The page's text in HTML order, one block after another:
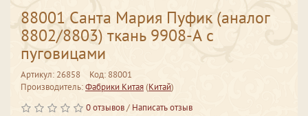
88001 Санта Мария Пуфик (аналог
8802/8803) ткань 9908-А с
пуговицами
Артикул: 26858
Код: 88001
Производитель:Фабрики Китая(Китай)
0 отзывов/ Написать отзыв